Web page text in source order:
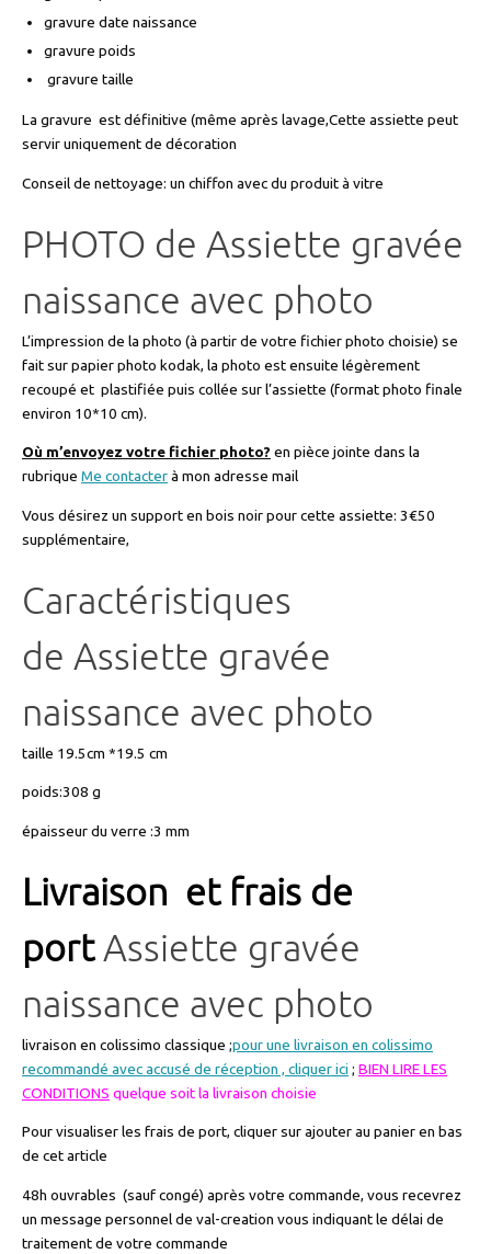
gravure date naissance
gravure poids
gravure taille
La gravure est définitive (même après lavage,Cette assiette peut
servir uniquement de décoration
Conseil de nettoyage: un chiffon avec du produit à vitre
PHOTO de Assiette gravée
naissance avec photo
L’impression de la photo (à partir de votre fichier photo choisie) se
fait sur papier photo kodak, la photo est ensuite légèrement
recoupé et plastifiée puis collée sur l’assiette (format photo finale
environ 10*10 cm).
Où m’envoyez votre fichier photo? en pièce jointe dans la
rubrique Me contacterà mon adresse mail
Vous désirez un support en bois noir pour cette assiette: 3€50
supplémentaire,
Caractéristiques
de Assiette gravée
naissance avec photo
taille 19.5cm *19.5 cm
poids:308 g
épaisseur du verre :3 mm
Livraison et frais de
portAssiette gravée
naissance avec photo
livraison en colissimo classique ;pour une livraison en colissimo
recommandé avec accusé de réception , cliquer ici ; BIEN LIRE LES
CONDITIONS quelque soit la livraison choisie
Pour visualiser les frais de port, cliquer sur ajouter au panier en bas
de cet article
48h ouvrables (sauf congé) après votre commande, vous recevrez
un message personnel de val-creation vous indiquant le délai de
traitement de votre commande